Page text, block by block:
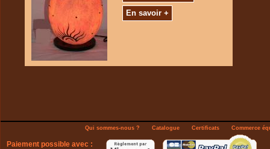
En savoir +
Qui sommes-nous ? Catalogue Certificats Commerce
Paiement possible avec :